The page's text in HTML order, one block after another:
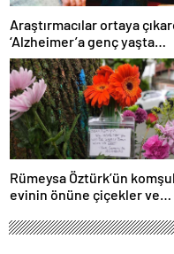
Araştırmacılar ortaya
‘Alzheimer’a genç yaşta
yakalanabilirsiniz’
Rümeysa Öztürk’ün
evinin önüne çiçekler ve